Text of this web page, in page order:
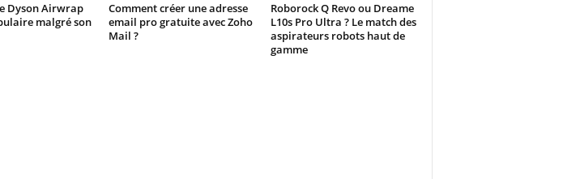
Dyson Airwrap
malgré son
Comment créer une adresse
email pro gratuite avec Zoho
Mail ?
Roborock Q Revo ou Dreame
L10s Pro Ultra ? Le match des
aspirateurs robots haut de
gamme